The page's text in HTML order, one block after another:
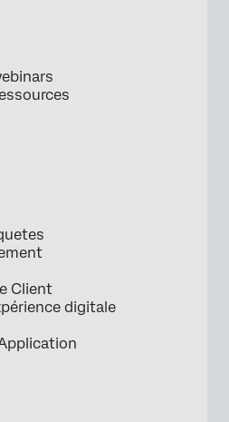
Client
digitale